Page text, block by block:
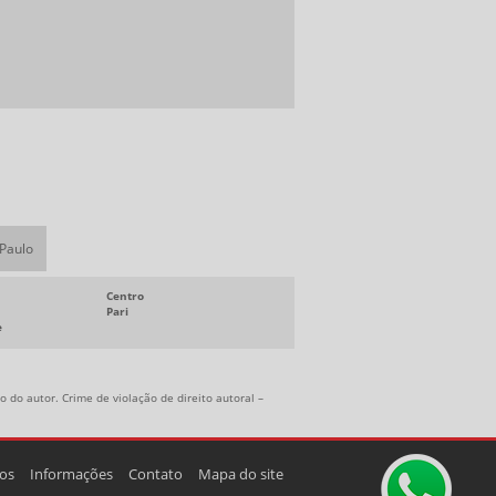
POLIA DE FERRO FUNDIDO
Centro
Pari
do autor. Crime de violação de direito autoral –
Informações Contato Mapa do site